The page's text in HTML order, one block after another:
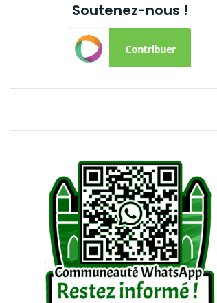
Soutenez-nous !